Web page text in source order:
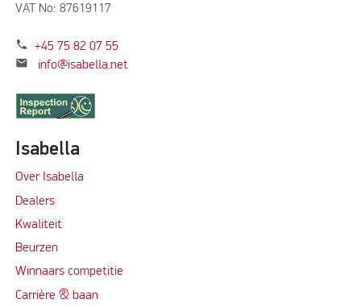
VAT No: 87619117
phone +45 75 82 07 55
mail info@isabella.net
Isabella
Over Isabella
Dealers
Kwaliteit
Beurzen
Winnaars competitie
Carrière & baan